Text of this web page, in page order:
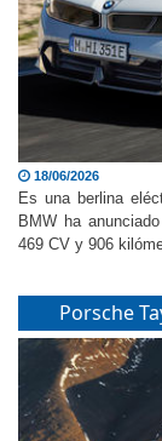
18/06/2026
Es una berlina
BMW ha
Porsche